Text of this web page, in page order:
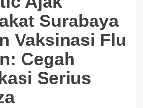
Surabaya
Vaksinasi Flu
Cegah
Serius